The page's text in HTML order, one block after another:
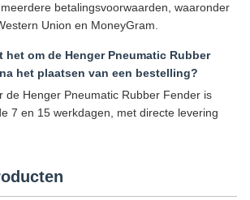
betalingsvoorwaarden, waaronder
Union en MoneyGram.
het om de Henger Pneumatic Rubber
het plaatsen van een bestelling?
de Henger Pneumatic Rubber Fender is
7 en 15 werkdagen, met directe levering